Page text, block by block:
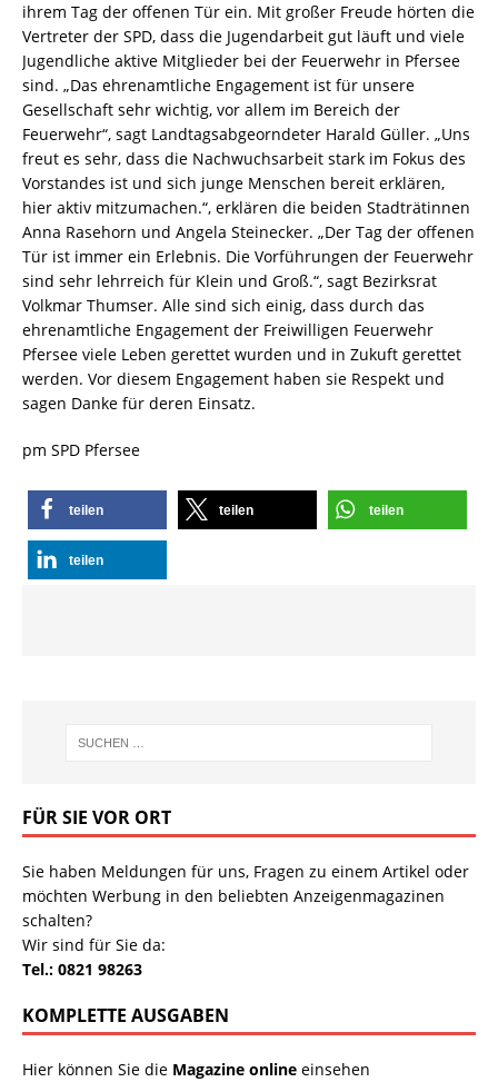
ihrem Tag der offenen Tür ein. Mit großer Freude hörten die
Vertreter der SPD, dass die Jugendarbeit gut läuft und viele
Jugendliche aktive Mitglieder bei der Feuerwehr in Pfersee
sind. „Das ehrenamtliche Engagement ist für unsere
Gesellschaft sehr wichtig, vor allem im Bereich der
Feuerwehr“, sagt Landtagsabgeorndeter Harald Güller. „Uns
freut es sehr, dass die Nachwuchsarbeit stark im Fokus des
Vorstandes ist und sich junge Menschen bereit erklären,
hier aktiv mitzumachen.“, erklären die beiden Stadträtinnen
Anna Rasehorn und Angela Steinecker. „Der Tag der offenen
Tür ist immer ein Erlebnis. Die Vorführungen der Feuerwehr
sind sehr lehrreich für Klein und Groß.“, sagt Bezirksrat
Volkmar Thumser. Alle sind sich einig, dass durch das
ehrenamtliche Engagement der Freiwilligen Feuerwehr
Pfersee viele Leben gerettet wurden und in Zukuft gerettet
werden. Vor diesem Engagement haben sie Respekt und
sagen Danke für deren Einsatz.
pm SPD Pfersee
teilen teilen teilen
teilen
FÜR SIE VOR ORT
Sie haben Meldungen für uns, Fragen zu einem Artikel oder
möchten Werbung in den beliebten Anzeigenmagazinen
schalten?
Wir sind für Sie da:
Tel.: 0821 98263
KOMPLETTE AUSGABEN
Hier können Sie die Magazine online einsehen